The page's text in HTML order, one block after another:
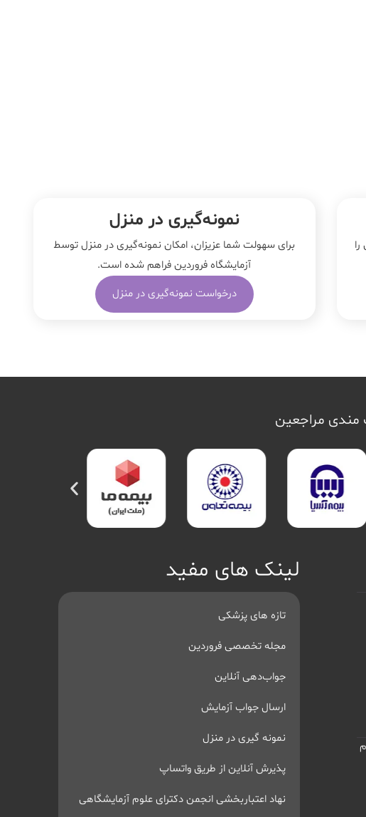
نمونه‌‌گیری در منزل
برای سهولت شما عزیزان، امکان نمونه‌گیری در منزل توسط
آزمایشگاه فروردین فراهم شده است.
درخواست نمونه‌گیری در منزل
مندی مراجعین
لینک های مفید
تازه های پزشکی
مجله تخصصی فروردین
جواب‌دهی آنلاین
ارسال جواب آزمایش
نمونه گیری در منزل
پذیرش آنلاین از طریق واتساپ
نهاد اعتباربخشی انجمن دکترای علوم آزمایشگاهی